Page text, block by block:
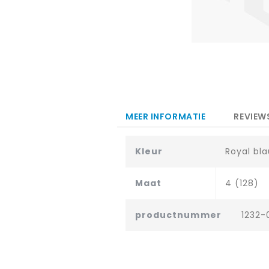
het
begin
gallerij
MEER INFORMATIE
Kleur Royal
Maat 4 (128)
productnummer